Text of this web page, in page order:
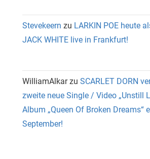
Stevekeern zu LARKIN POE heute
JACK WHITE live in Frankfurt!
WilliamAlkarzu SCARLET DORN
zweite neue Single / Video „Unstill
Album „Queen Of Broken Dreams“
September!